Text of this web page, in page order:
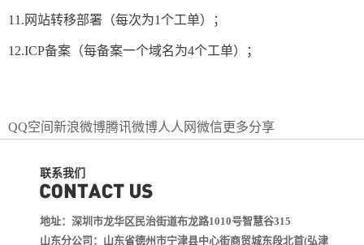
11.网站转移部署（每次为1个工单）；
12.ICP备案（每备案一个域名为4个工单）；
QQ空间 新浪微博腾讯微博人人网微信更多分享
联系我们
地址：深圳市龙华区民治街道布龙路1010号智慧谷315
山东分公司：山东省德州市宁津县中心街商贸城东段北首(弘津